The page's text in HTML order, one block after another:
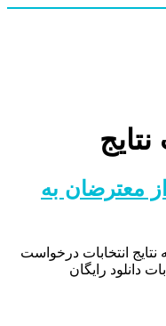
معترضان به
انتخابات درخواست
دانلود رایگان